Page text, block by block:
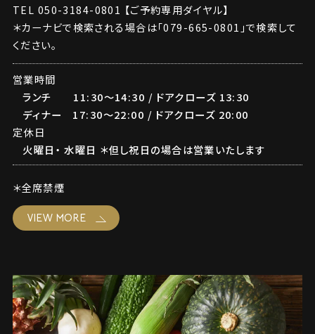
TEL 050-3184-0801 【ご予約専用ダイヤル】
＊カーナビで検索される場合は「079-665-0801」で検索して
ください。
営業時間
ランチ 11:30～14:30 / ドアクローズ 13:30
ディナー 17:30～22:00 / ドアクローズ 20:00
定休日
火曜日・ 水曜日 ＊但し祝日の場合は営業いたします
＊全席禁煙
VIEW MORE